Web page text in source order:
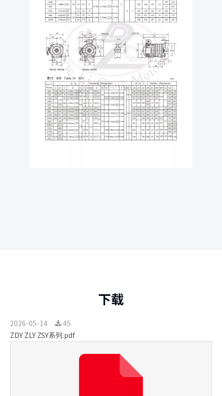
下载
2026-05-14
45
ZDY ZLY ZSY系列.pdf